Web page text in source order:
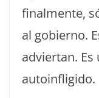
finalmente,
al gobierno.
adviertan.
autoinfligido.